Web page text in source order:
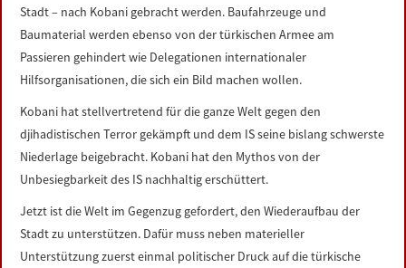
Stadt – nach Kobani gebracht werden. Baufahrzeuge und
Baumaterial werden ebenso von der türkischen Armee am
Passieren gehindert wie Delegationen internationaler
Hilfsorganisationen, die sich ein Bild machen wollen.
Kobani hat stellvertretend für die ganze Welt gegen den
djihadistischen Terror gekämpft und dem IS seine bislang schwerste
Niederlage beigebracht. Kobani hat den Mythos von der
Unbesiegbarkeit des IS nachhaltig erschüttert.
Jetzt ist die Welt im Gegenzug gefordert, den Wiederaufbau der
Stadt zu unterstützen. Dafür muss neben materieller
Unterstützung zuerst einmal politischer Druck auf die türkische